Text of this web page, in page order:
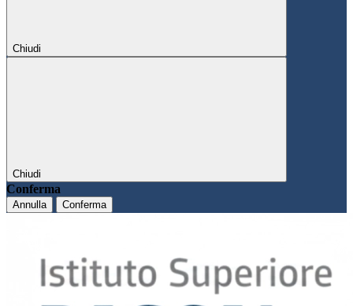
Chiudi
Chiudi
Conferma
Annulla Conferma